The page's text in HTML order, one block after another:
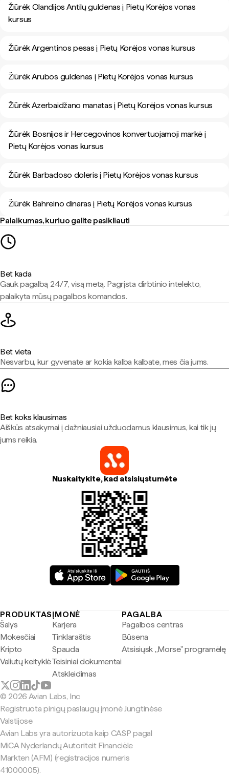
Žiūrėk Olandijos Antilų guldenas į Pietų Korėjos vonas
kursus
Žiūrėk Argentinos pesas į Pietų Korėjos vonas kursus
Žiūrėk Arubos guldenas į Pietų Korėjos vonas kursus
Žiūrėk Azerbaidžano manatas į Pietų Korėjos vonas kursus
Žiūrėk Bosnijos ir Hercegovinos konvertuojamoji markė į
Pietų Korėjos vonas kursus
Žiūrėk Barbadoso doleris į Pietų Korėjos vonas kursus
Žiūrėk Bahreino dinaras į Pietų Korėjos vonas kursus
Palaikumas, kuriuo galite pasikliauti
Bet kada
Gauk pagalbą 24/7, visą metą. Pagrįsta dirbtinio intelekto,
palaikyta mūsų pagalbos komandos.
Bet vieta
Nesvarbu, kur gyvenate ar kokia kalba kalbate, mes čia jums.
Bet koks klausimas
Aiškūs atsakymai į dažniausiai užduodamus klausimus, kai tik jų
jums reikia.
Nuskaitykite, kad atsisiųstumėte
PRODUKTAS
Šalys
Mokesčiai
Kripto
Valiutų keityklė
ĮMONĖ
Karjera
Tinklaraštis
Spauda
Teisiniai dokumentai
Atskleidimas
PAGALBA
Pagalbos centras
Būsena
Atsisiųsk „Morse" programėlę
© 2026 Avian Labs, Inc
Registruota pinigų paslaugų įmonė Jungtinėse
Valstijose
Avian Labs yra autorizuota kaip CASP pagal
MiCA Nyderlandų Autoriteit Financiële
Markten (AFM) (registracijos numeris
41000005).